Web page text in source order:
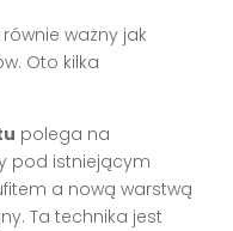
ważny jak
Oto kilka
polega na
pod istniejącym
a nową warstwą
Ta technika jest